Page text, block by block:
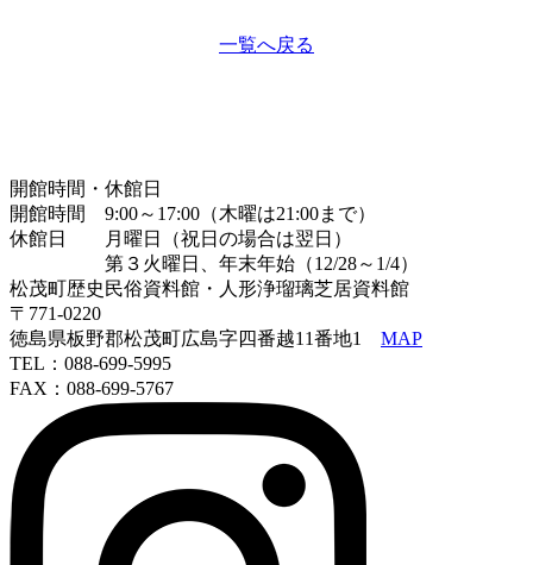
一覧へ戻る
開館時間・休館日
開館時間 9:00～17:00（木曜は21:00まで）
休館日 月曜日（祝日の場合は翌日）
第３火曜日、年末年始（12/28～1/4）
松茂町歴史民俗資料館・人形浄瑠璃芝居資料館
〒771-0220
徳島県板野郡松茂町広島字四番越11番地1 MAP
TEL：088-699-5995
FAX：088-699-5767